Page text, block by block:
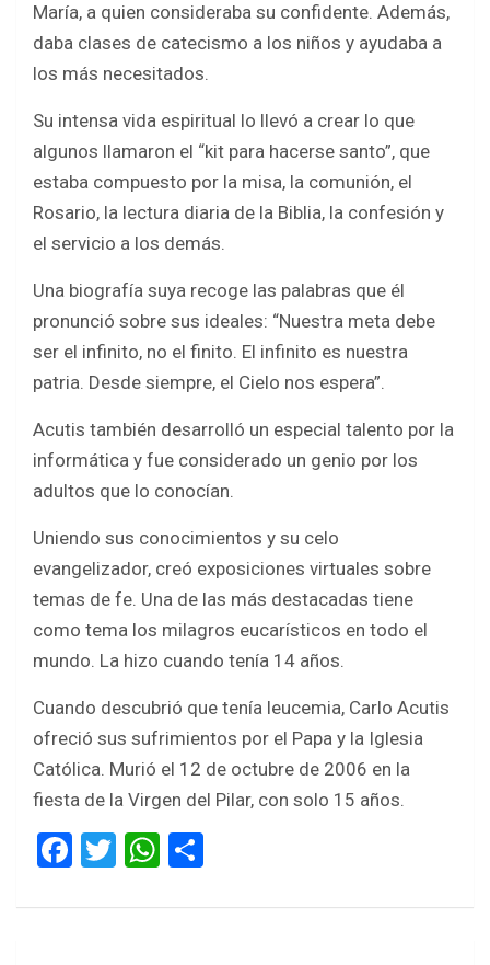
María, a quien consideraba su confidente. Además,
daba clases de catecismo a los niños y ayudaba a
los más necesitados.
Su intensa vida espiritual lo llevó a crear lo que
algunos llamaron el “kit para hacerse santo”, que
estaba compuesto por la misa, la comunión, el
Rosario, la lectura diaria de la Biblia, la confesión y
el servicio a los demás.
Una biografía suya recoge las palabras que él
pronunció sobre sus ideales: “Nuestra meta debe
ser el infinito, no el finito. El infinito es nuestra
patria. Desde siempre, el Cielo nos espera”.
Acutis también desarrolló un especial talento por la
informática y fue considerado un genio por los
adultos que lo conocían.
Uniendo sus conocimientos y su celo
evangelizador, creó exposiciones virtuales sobre
temas de fe. Una de las más destacadas tiene
como tema los milagros eucarísticos en todo el
mundo. La hizo cuando tenía 14 años.
Cuando descubrió que tenía leucemia, Carlo Acutis
ofreció sus sufrimientos por el Papa y la Iglesia
Católica. Murió el 12 de octubre de 2006 en la
fiesta de la Virgen del Pilar, con solo 15 años.
F
ce
T
tt
W
at ar